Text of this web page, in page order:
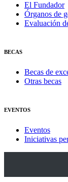
El Fundador
Órganos de
Evaluación
BECAS
Becas de
Otras becas
EVENTOS
Eventos
Iniciativas